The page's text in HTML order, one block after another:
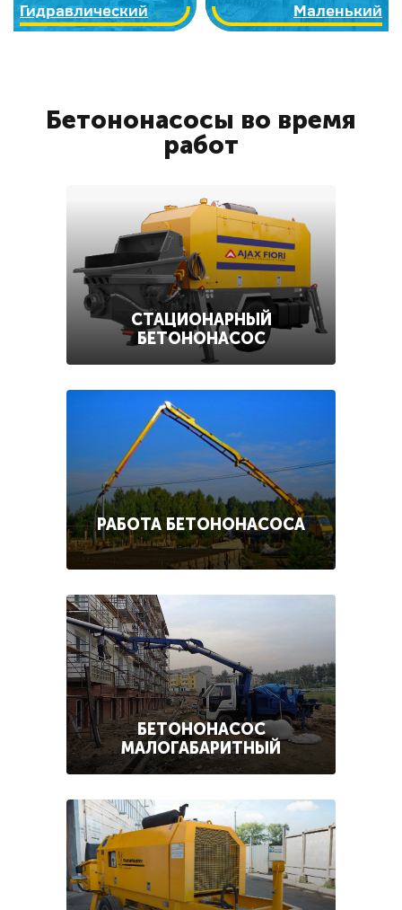
Гидравлический Маленький
Бетононасосы во время
работ
СТАЦИОНАРНЫЙ
БЕТОНОНАСОС
РАБОТА БЕТОНОНАСОСА
БЕТОНОНАСОС
МАЛОГАБАРИТНЫЙ